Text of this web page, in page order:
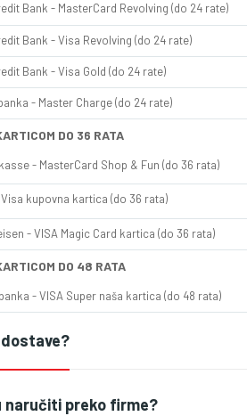
Bank - MasterCard Revolving (do 24 rate)
Bank - Visa Revolving (do 24 rate)
Bank - Visa Gold (do 24 rate)
- Master Charge (do 24 rate)
DO 36 RATA
- MasterCard Shop & Fun (do 36 rata)
Visa kupovna kartica (do 36 rata)
- VISA Magic Card kartica (do 36 rata)
DO 48 RATA
- VISA Super naša kartica (do 48 rata)
naručiti preko firme?